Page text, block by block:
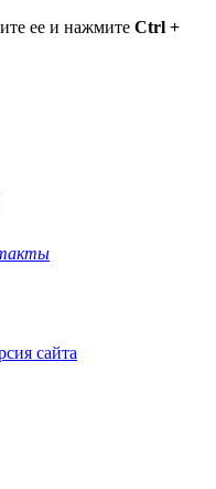
ее и нажмите Ctrl +
сайта